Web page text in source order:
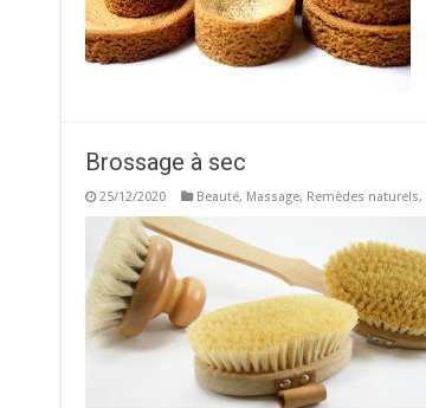
Brossage à sec
25/12/2020 Beauté, Massage, Remèdes naturels,